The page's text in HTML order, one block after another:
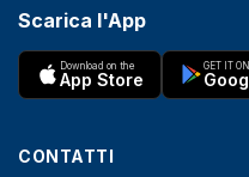
Scarica l'App
Download on the
App Store
GET IT ON
CONTATTI